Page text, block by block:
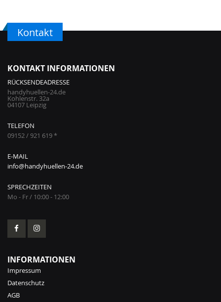
Kontakt
KONTAKT INFORMATIONEN
RÜCKSENDEADRESSE
handyhuellen-24.de
Kohlenstr. 32a
04107 Leipzig
TELEFON
09152 / 921 619 *
E-MAIL
info@handyhuellen-24.de
SPRECHZEITEN
Mo - Fr / 10:00 - 12:00
INFORMATIONEN
Impressum
Datenschutz
AGB